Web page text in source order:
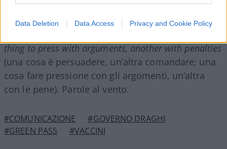
Data Deletion Data Access Privacy and Cookie Policy
elemento che dovrebbe essere marcato in una
democrazia liberale anche in tempi di emergenza:
thing to press with arguments, another with penalties
(una cosa è persuadere, un’altra comandare; una
cosa fare pressione con gli argomenti, un’altra
con le pene). Parole al vento.
#COMUNICAZIONE
#GOVERNO DRAGHI
#GREEN PASS
#VACCINI